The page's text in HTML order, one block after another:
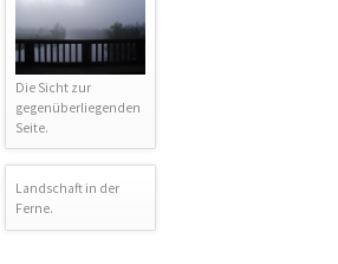
Die Sicht zur
gegenüberliegenden
Seite.
Landschaft in der
Ferne.